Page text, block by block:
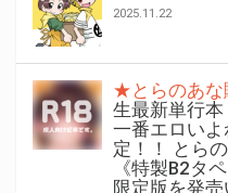
2025.11.22
★とらのあ
生最新単行
一番エロい
定！！ とら
《特製B2タ
限定版を発売